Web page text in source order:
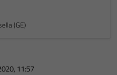
(GE)
11:57